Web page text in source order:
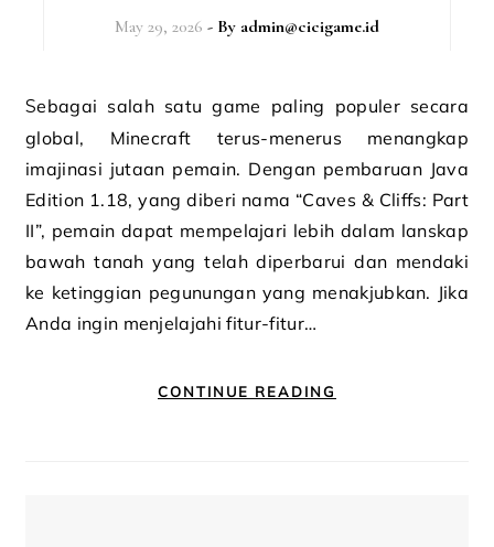
May 29, 2026 - By admin@cicigame.id
Sebagai salah satu game paling populer secara
global, Minecraft terus-menerus menangkap
imajinasi jutaan pemain. Dengan pembaruan Java
Edition 1.18, yang diberi nama “Caves & Cliffs: Part
II”, pemain dapat mempelajari lebih dalam lanskap
bawah tanah yang telah diperbarui dan mendaki
ke ketinggian pegunungan yang menakjubkan. Jika
Anda ingin menjelajahi fitur-fitur…
CONTINUE READING